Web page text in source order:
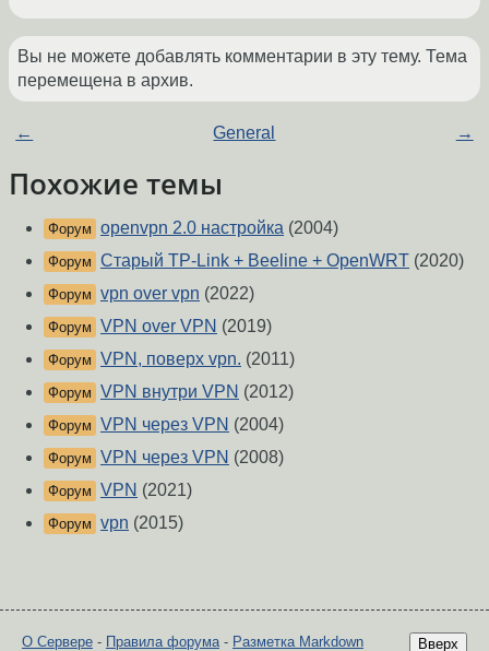
Вы не можете добавлять комментарии в эту тему. Тема
перемещена в архив.
← General →
Похожие темы
Форум openvpn 2.0 настройка (2004)
Форум Старый TP-Link + Beeline + OpenWRT (2020)
Форум vpn over vpn (2022)
Форум VPN over VPN (2019)
Форум VPN, поверх vpn. (2011)
Форум VPN внутри VPN (2012)
Форум VPN через VPN (2004)
Форум VPN через VPN (2008)
Форум VPN (2021)
Форум vpn (2015)
Вверх
О Сервере - Правила форума- Разметка Markdown